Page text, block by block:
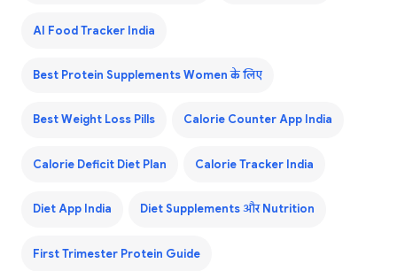
AI Food Tracker India
Best Protein Supplements Women के लिए
Best Weight Loss Pills Calorie Counter App India
Calorie Deficit Diet Plan Calorie Tracker India
Diet App India Diet Supplements और Nutrition
First Trimester Protein Guide